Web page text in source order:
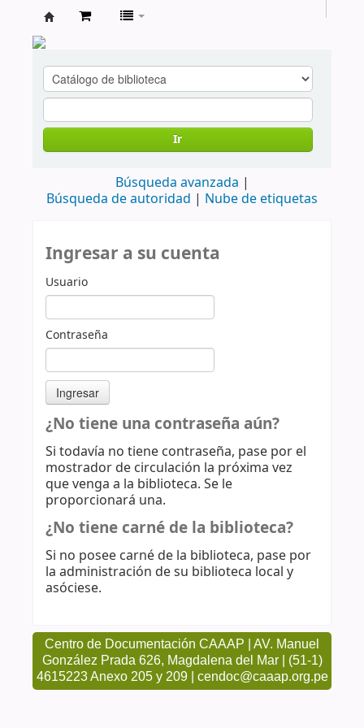
cendoc
Ir
Búsqueda avanzada
Búsqueda de autoridad
Nube de etiquetas
Ingresar a su cuenta
Usuario
Contraseña
¿No tiene una contraseña aún?
Si todavía no tiene contraseña, pase por el
mostrador de circulación la próxima vez
que venga a la biblioteca. Se le
proporcionará una.
¿No tiene carné de la biblioteca?
Si no posee carné de la biblioteca, pase por
la administración de su biblioteca local y
asóciese.
Centro de Documentación CAAAP | AV. Manuel
González Prada 626, Magdalena del Mar | (51-1)
4615223 Anexo 205 y 209 | cendoc@caaap.org.pe